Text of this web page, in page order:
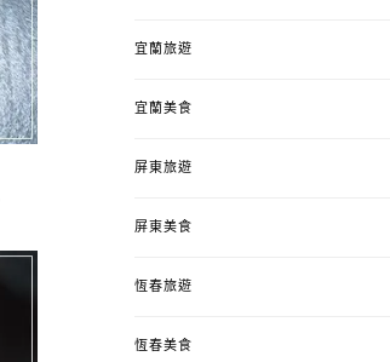
宜蘭旅遊
宜蘭美食
屏東旅遊
屏東美食
恆春旅遊
恆春美食